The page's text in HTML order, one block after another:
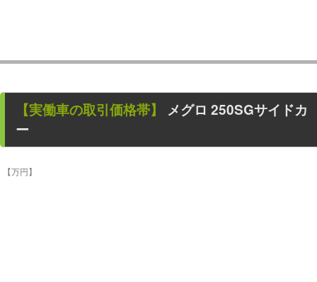
【実働車の取引価格帯】
メグロ 250SGサイドカ
ー
【万円】